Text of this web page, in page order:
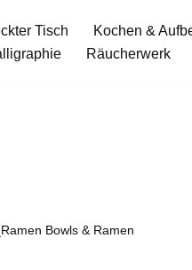
Tisch Kochen &
Räucherwerk
Bowls & Ramen